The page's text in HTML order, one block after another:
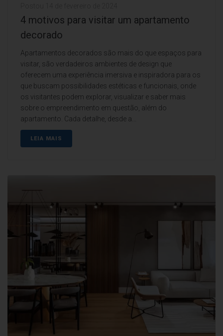
4 motivos para visitar um apartamento
decorado
Apartamentos decorados são mais do que espaços para
visitar, são verdadeiros ambientes de design que
oferecem uma experiência imersiva e inspiradora para os
que buscam possibilidades estéticas e funcionais, onde
os visitantes podem explorar, visualizar e saber mais
sobre o empreendimento em questão, além do
apartamento. Cada detalhe, desde a...
LEIA MAIS